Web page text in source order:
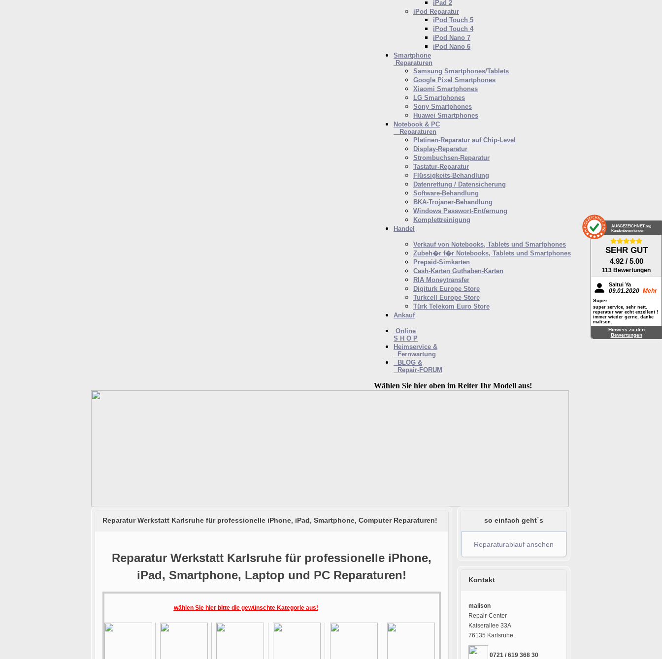
iPad 2
iPod Reparatur
iPod Touch 5
iPod Touch 4
iPod Nano 7
iPod Nano 6
Smartphone
Reparaturen
Samsung Smartphones/Tablets
Google Pixel Smartphones
Xiaomi Smartphones
LG Smartphones
Sony Smartphones
Huawei Smartphones
Notebook & PC
Reparaturen
Platinen-Reparatur auf Chip-Level
Display-Reparatur
Strombuchsen-Reparatur
Tastatur-Reparatur
Flüssigkeits-Behandlung
Datenrettung / Datensicherung
Software-Behandlung
BKA-Trojaner-Behandlung
Windows Passwort-Entfernung
Komplettreinigung
Handel
Verkauf von Notebooks, Tablets und Smartphones
Zubeh�r f�r Notebooks, Tablets und Smartphones
Prepaid-Simkarten
Cash-Karten Guthaben-Karten
RIA Moneytransfer
Digiturk Europe Store
Turkcell Europe Store
Türk Telekom Euro Store
Ankauf
Online
S H O P
Heimservice &
Fernwartung
BLOG &
Repair-FORUM
Wählen Sie hier oben im Reiter Ihr Modell aus!
Reparatur Werkstatt Karlsruhe für professionelle iPhone, iPad, Smartphone, Computer Reparaturen!
Reparatur Werkstatt Karlsruhe für professionelle iPhone,
iPad, Smartphone, Laptop und PC Reparaturen!
wählen Sie hier bitte die gewünschte Kategorie aus!
so einfach geht´s
Reparaturablauf ansehen
Kontakt
malison
Repair-Center
Kaiserallee 33A
76135 Karlsruhe
0721 / 619 368 30
AUSGEZEICHNET .org
Kundenbewertungen
SEHR GUT
4.92 / 5.00
113 Bewertungen
Saltui Ya
09.01.2020 Mehr
Super
super service, sehr nett.
reperatur war echt exzellent !
immer wieder gerne, danke
malison.
Hinweis zu den
Bewertungen